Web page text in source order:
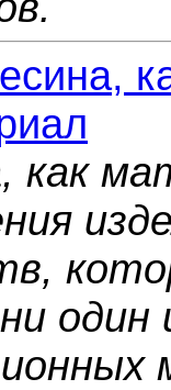
как
один